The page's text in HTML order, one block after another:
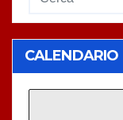
CALENDARIO